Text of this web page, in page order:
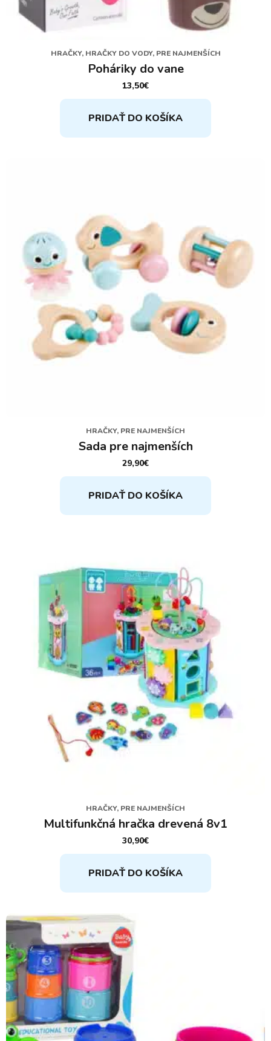
HRAČKY, HRAČKY DO VODY, PRE NAJMENŠÍCH
Poháriky do vane
13,50€
PRIDAŤ DO KOŠÍKA
HRAČKY, PRE NAJMENŠÍCH
Sada pre najmenších
29,90€
PRIDAŤ DO KOŠÍKA
HRAČKY, PRE NAJMENŠÍCH
Multifunkčná hračka drevená 8v1
30,90€
PRIDAŤ DO KOŠÍKA